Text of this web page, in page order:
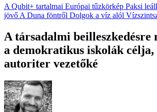
A Qubit+ tartalmai Európai tűzkörkép Paksi
jövő A Duna föntről Dolgok a víz alól
A társadalmi beilleszkedésre
a demokratikus iskolák célja,
autoriter vezetőké